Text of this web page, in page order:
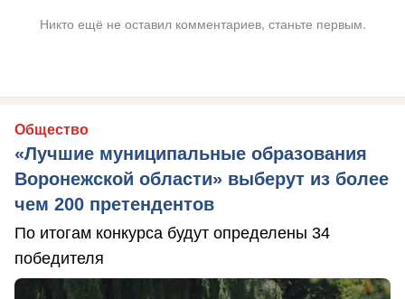
Никто ещё не оставил комментариев, станьте первым.
Общество
«Лучшие муниципальные образования
Воронежской области» выберут из более
чем 200 претендентов
По итогам конкурса будут определены 34
победителя